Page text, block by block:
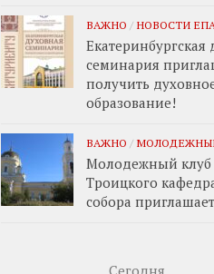
ВАЖНО / НОВОСТИ
Екатеринбургская
семинария
получить
образование!
ВАЖНО /
Молодежный клуб
Троицкого
собора
Сегодня